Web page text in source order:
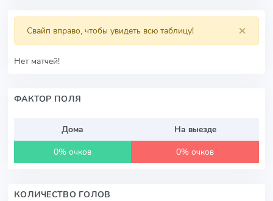
×
Свайп вправо, чтобы увидеть всю таблицу!
Нет матчей!
ФАКТОР ПОЛЯ
Дома
На выезде
0% очков
0% очков
КОЛИЧЕСТВО ГОЛОВ